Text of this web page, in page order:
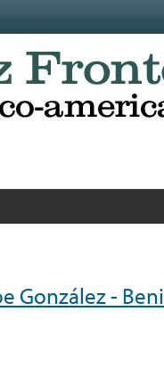
González -